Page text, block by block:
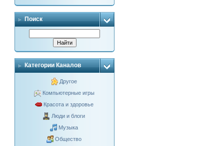
Поиск
Категории Каналов
Другое
Компьютерные игры
Красота и здоровье
Люди и блоги
Музыка
Общество